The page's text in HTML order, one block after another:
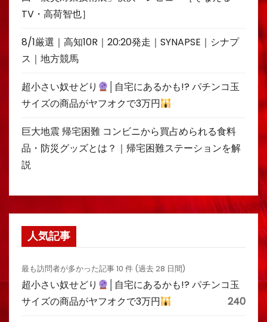
TV・高荷智也］
8/1厳選｜高知10R｜20:20発走｜SYNAPSE｜シナプ
ス｜地方競馬
超小さい奴せどり
│自宅にあるかも!? パチンコ玉
サイズの商品がヤフオクで3万円
巨大地震 帰宅困難 コンビニから買占められる食料
品・防災グッズとは？｜帰宅困難ステーションを解
説
人気記事
最も訪問者が多かった記事 10 件 (過去 28 日間)
超小さい奴せどり
│自宅にあるかも!? パチンコ玉
サイズの商品がヤフオクで3万円
240